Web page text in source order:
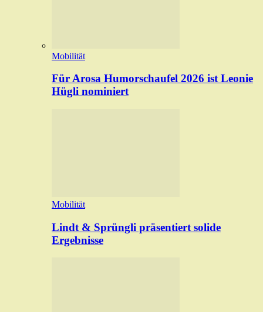
Mobilität
Für Arosa Humorschaufel 2026 ist Leonie
Hügli nominiert
Mobilität
Lindt & Sprüngli präsentiert solide
Ergebnisse